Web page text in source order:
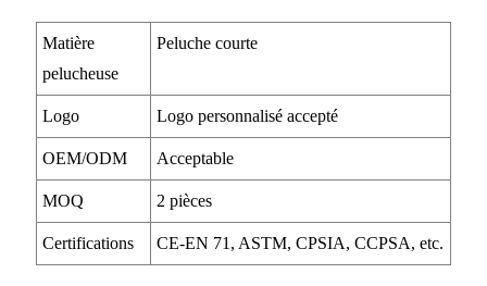
Matière
pelucheuse
Peluche courte
Logo Logo personnalisé accepté
OEM/ODM Acceptable
MOQ 2 pièces
Certifications CE-EN 71, ASTM, CPSIA, CCPSA, etc.